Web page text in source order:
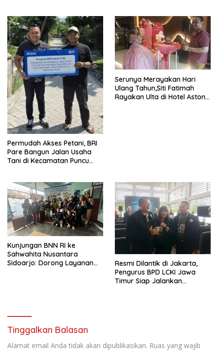
Pemilik Tanah
Permudah Akses Petani, BRI
Pare Bangun Jalan Usaha
Tani di Kecamatan Puncu
Serunya Merayakan Hari
Ulang Tahun,Siti Fatimah
Rayakan Ulta di Hotel Aston
Kunjungan BNN RI ke
Sahwahita Nusantara
Sidoarjo: Dorong Layanan
Resmi Dilantik di Jakarta,
Pengurus BPD LCKI Jawa
Timur Siap Jalankan
Tinggalkan Balasan
Alamat email Anda tidak akan dipublikasikan. Ruas yang wajib